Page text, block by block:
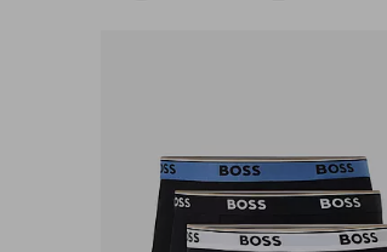
Vores mest fordelagtige